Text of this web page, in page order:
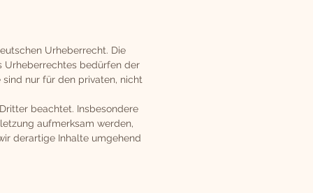
Urheberrecht. Die
Urheberrechtes bedürfen der
nur für den privaten, nicht
beachtet. Insbesondere
aufmerksam werden,
derartige Inhalte umgehend